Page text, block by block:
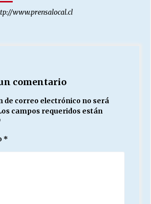
www.prensalocal.cl
comentario
de correo electrónico no será
campos requeridos están
*